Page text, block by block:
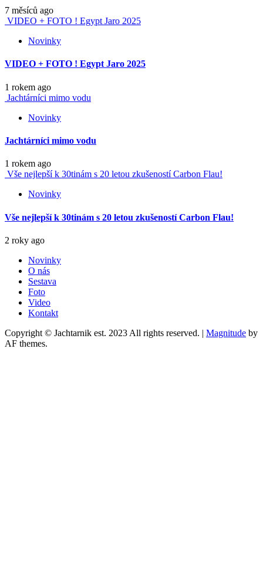
7 měsíců ago
VIDEO + FOTO ! Egypt Jaro 2025
Novinky
VIDEO + FOTO ! Egypt Jaro 2025
1 rokem ago
Jachtárníci mimo vodu
Novinky
Jachtárníci mimo vodu
1 rokem ago
Vše nejlepší k 30tinám s 20 letou zkušeností Carbon Flau!
Novinky
Vše nejlepší k 30tinám s 20 letou zkušeností Carbon Flau!
2 roky ago
Novinky
O nás
Sestava
Foto
Video
Kontakt
Copyright © Jachtarnik est. 2023 All rights reserved. | Magnitude by
AF themes.